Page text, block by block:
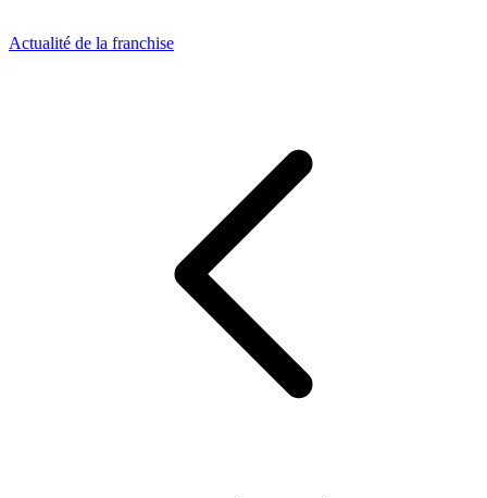
Actualité de la franchise